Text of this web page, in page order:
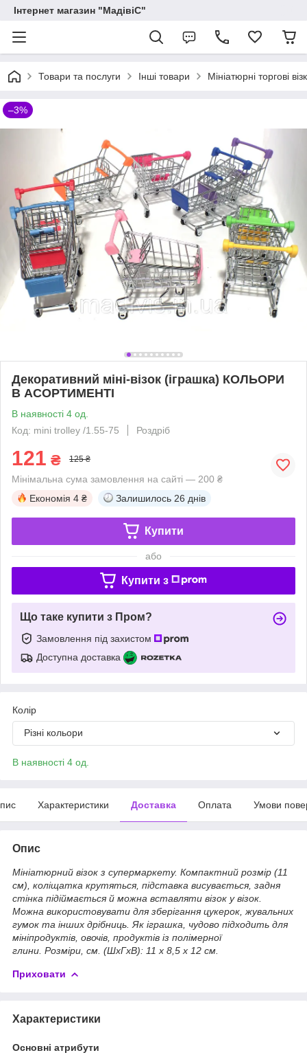
Інтернет магазин "МадівіС"
Товари та послуги Інші товари Мініатюрні торгові
–3%
Декоративний міні-візок (іграшка) КОЛЬОРИ
В АСОРТИМЕНТІ
В наявності 4 од.
Код: mini trolley /1.55-75
Роздріб
121 ₴ 125 ₴
Мінімальна сума замовлення на сайті — 200 ₴
Економія 4 ₴ Залишилось 26 днів
Купити
або
Купити з
Що таке купити з Пром?
Замовлення під захистом
Доступна доставка
Колір
Різні кольори
В наявності 4 од.
Характеристики Доставка Оплата Умови
Опис
Мініатюрний візок з супермаркету. Компактний розмір (11
см), коліщатка крутяться, підставка висувається, задня
стінка підіймається й можна вставляти візок у візок.
Можна використовувати для зберігання цукерок, жувальних
гумок та інших дрібниць. Як іграшка, чудово підходить для
мініпродуктів, овочів, продуктів із полімерної
глини. Розміри, см. (ШхГхВ): 11 х 8,5 х 12 см.
Приховати
Характеристики
Основні атрибути